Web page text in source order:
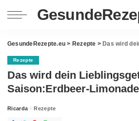
GesundeRezepte.eu > Rezepte > Das wird dein
Rezepte
Das wird dein
Saison:Erdbeer-Limonade
Posted
Ricarda Rezepte